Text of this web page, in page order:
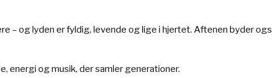
– og lyden er fyldig, levende og lige i hjertet. Aftenen byder
energi og musik, der samler generationer.